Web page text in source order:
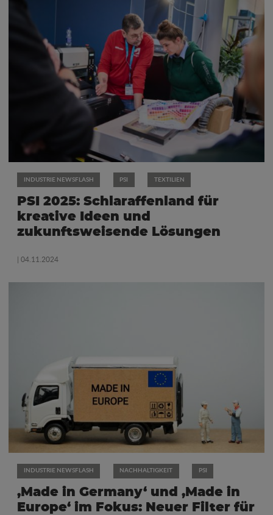
INDUSTRIE NEWSFLASH PSI TEXTILIEN
PSI 2025: Schlaraffenland für
kreative Ideen und
zukunftsweisende Lösungen
| 04.11.2024
INDUSTRIE NEWSFLASH NACHHALTIGKEIT PSI
‚Made in Germany‘ und ‚Made in
Europe‘ im Fokus: Neuer Filter für